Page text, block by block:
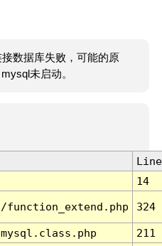
数据库失败，可能的原
未启动。
Line
14
324
211